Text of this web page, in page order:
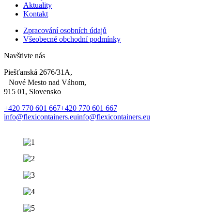
Aktuality
Kontakt
Zpracování osobních údajů
Všeobecné obchodní podmínky
Navštivte nás
Piešťanská 2676/31A,
Nové Mesto nad Váhom,
915 01, Slovensko
+420 770 601 667+420 770 601 667
info@flexicontainers.euinfo@flexicontainers.eu